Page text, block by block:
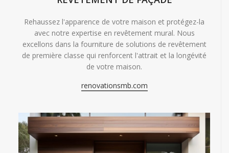
Rehaussez l'apparence de votre maison et protégez-la
avec notre expertise en revêtement mural. Nous
excellons dans la fourniture de solutions de revêtement
de première classe qui renforcent l'attrait et la longévité
de votre maison.
renovationsmb.com